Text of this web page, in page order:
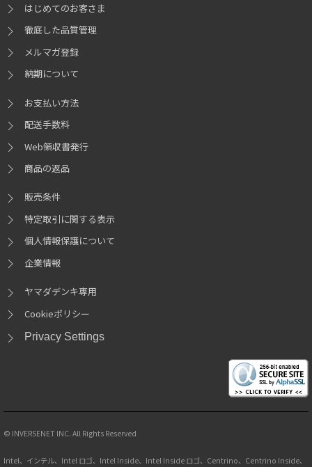
はじめてのお客さま
徹底した品質管理
メルマガ登録
納期について
お支払い方法
配送手数料
Web領収書発行
商品の返品
販売条件
特定取引に関する表示
個人情報保護について
企業情報
ヤマダデンキ専用
Cookieポリシー
Privacy Settings
© INVERSENET INC. All Rights Reserved
Intel、インテル、Intel ロゴ、Intel Inside、Intel Inside ロゴ、Centrino、Centrino Inside、